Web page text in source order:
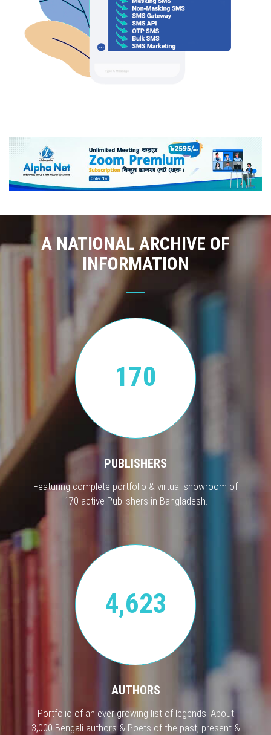
A NATIONAL ARCHIVE OF
INFORMATION
170
PUBLISHERS
Featuring complete portfolio & virtual showroom of
170 active Publishers in Bangladesh.
4,623
AUTHORS
Portfolio of an ever growing list of legends. About
3,000 Bengali authors & Poets of the past, present &